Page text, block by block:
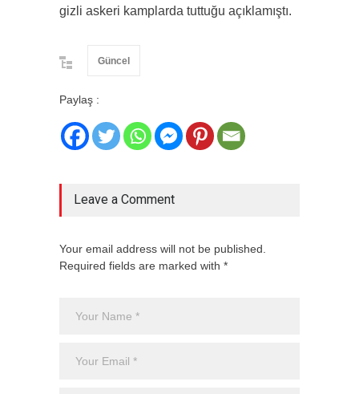
gizli askeri kamplarda tuttuğu açıklamıştı.
Güncel
Paylaş :
Leave a Comment
Your email address will not be published.
Required fields are marked with *